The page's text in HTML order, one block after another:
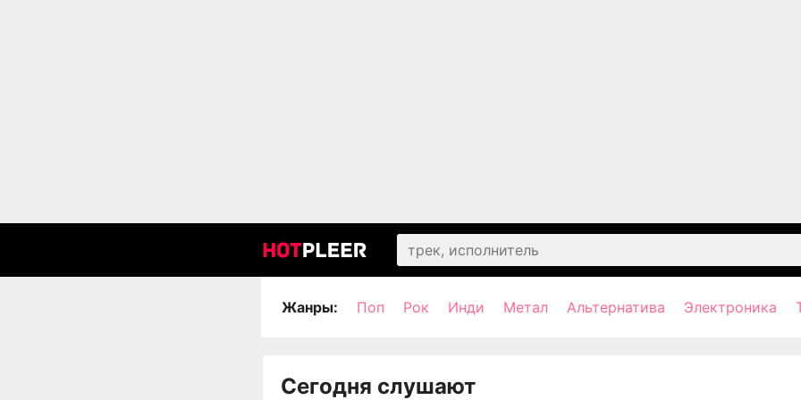
Жанры: Поп Рок Инди Метал Альтернатива Электроника
Сегодня слушают